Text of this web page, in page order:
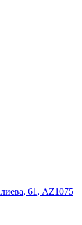
61, AZ1075